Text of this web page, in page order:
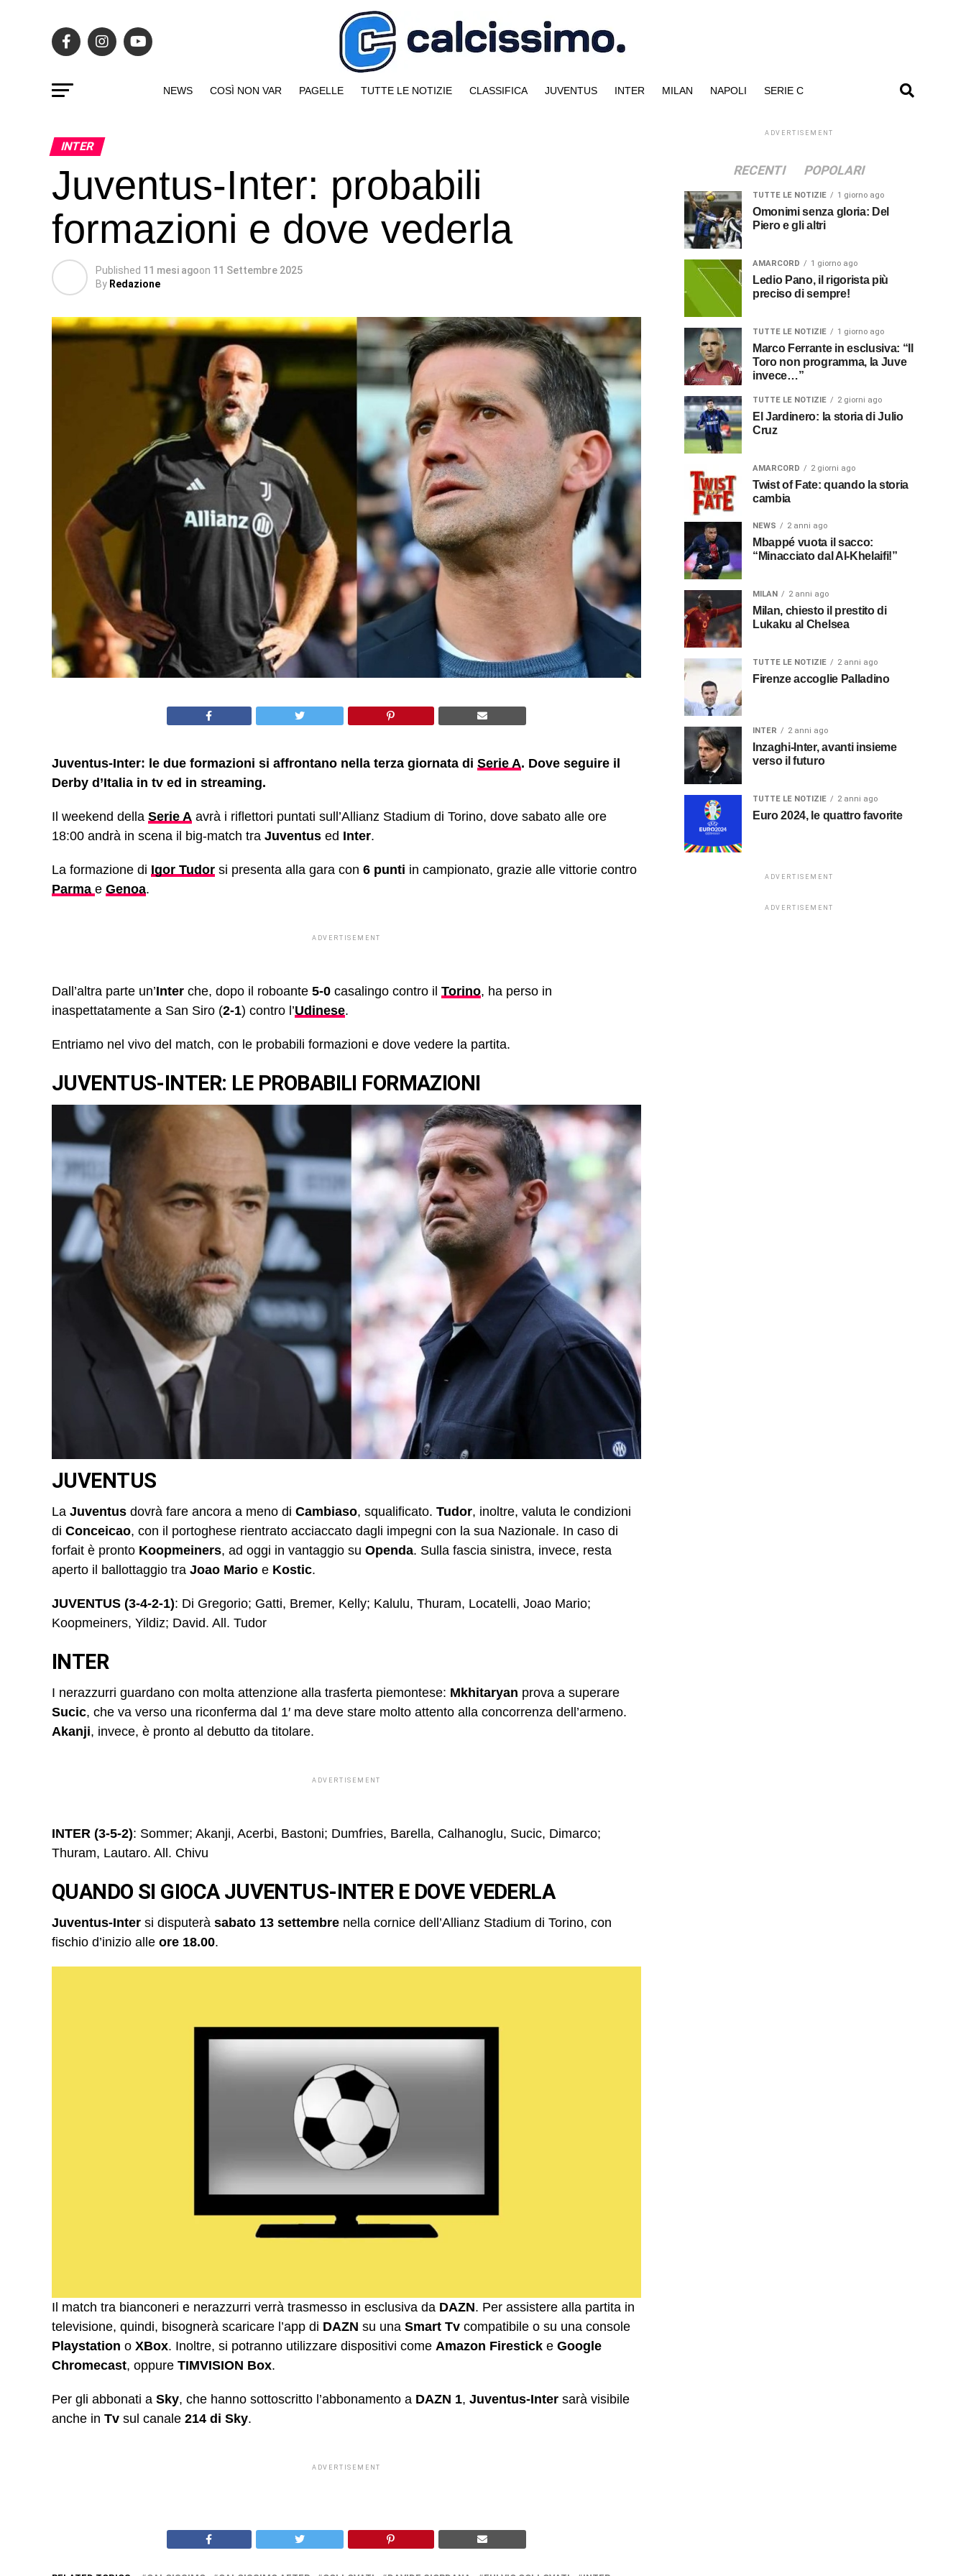
NEWS COSÌ NON VAR PAGELLE TUTTE LE NOTIZIE CLASSIFICA JUVENTUS INTER MILAN NAPOLI SERIE C
INTER
Juventus-Inter: probabili
formazioni e dove vederla
Published 11 mesi agoon 11 Settembre 2025
By Redazione
Juventus-Inter: le due formazioni si affrontano nella terza giornata di Serie A. Dove seguire il
Derby d’Italia in tv ed in streaming.
Il weekend della Serie A avrà i riflettori puntati sull’Allianz Stadium di Torino, dove sabato alle ore
18:00 andrà in scena il big-match tra Juventus ed Inter.
La formazione di Igor Tudor si presenta alla gara con 6 punti in campionato, grazie alle vittorie contro
Parma e Genoa.
ADVERTISEMENT
Dall’altra parte un’Inter che, dopo il roboante 5-0 casalingo contro il Torino, ha perso in
inaspettatamente a San Siro (2-1) contro l’Udinese.
Entriamo nel vivo del match, con le probabili formazioni e dove vedere la partita.
JUVENTUS-INTER: LE PROBABILI FORMAZIONI
JUVENTUS
La Juventus dovrà fare ancora a meno di Cambiaso, squalificato. Tudor, inoltre, valuta le condizioni
di Conceicao, con il portoghese rientrato acciaccato dagli impegni con la sua Nazionale. In caso di
forfait è pronto Koopmeiners, ad oggi in vantaggio su Openda. Sulla fascia sinistra, invece, resta
aperto il ballottaggio tra Joao Mario e Kostic.
JUVENTUS (3-4-2-1): Di Gregorio; Gatti, Bremer, Kelly; Kalulu, Thuram, Locatelli, Joao Mario;
Koopmeiners, Yildiz; David. All. Tudor
INTER
I nerazzurri guardano con molta attenzione alla trasferta piemontese: Mkhitaryan prova a superare
Sucic, che va verso una riconferma dal 1′ ma deve stare molto attento alla concorrenza dell’armeno.
Akanji, invece, è pronto al debutto da titolare.
ADVERTISEMENT
INTER (3-5-2): Sommer; Akanji, Acerbi, Bastoni; Dumfries, Barella, Calhanoglu, Sucic, Dimarco;
Thuram, Lautaro. All. Chivu
QUANDO SI GIOCA JUVENTUS-INTER E DOVE VEDERLA
Juventus-Inter si disputerà sabato 13 settembre nella cornice dell’Allianz Stadium di Torino, con
fischio d’inizio alle ore 18.00.
Il match tra bianconeri e nerazzurri verrà trasmesso in esclusiva da DAZN. Per assistere alla partita in
televisione, quindi, bisognerà scaricare l’app di DAZN su una Smart Tv compatibile o su una console
Playstation o XBox. Inoltre, si potranno utilizzare dispositivi come Amazon Firestick e Google
Chromecast, oppure TIMVISION Box.
Per gli abbonati a Sky, che hanno sottoscritto l’abbonamento a DAZN 1, Juventus-Inter sarà visibile
anche in Tv sul canale 214 di Sky.
ADVERTISEMENT
ADVERTISEMENT
RECENTI POPOLARI
TUTTE LE NOTIZIE 1 giorno ago
Omonimi senza gloria: Del
Piero e gli altri
AMARCORD 1 giorno ago
Ledio Pano, il rigorista più
preciso di sempre!
TUTTE LE NOTIZIE 1 giorno ago
Marco Ferrante in esclusiva: “Il
Toro non programma, la Juve
invece…”
TUTTE LE NOTIZIE 2 giorni ago
El Jardinero: la storia di Julio
Cruz
AMARCORD 2 giorni ago
Twist of Fate: quando la storia
cambia
NEWS 2 anni ago
Mbappé vuota il sacco:
“Minacciato dal Al-Khelaifi!”
MILAN 2 anni ago
Milan, chiesto il prestito di
Lukaku al Chelsea
TUTTE LE NOTIZIE 2 anni ago
Firenze accoglie Palladino
INTER 2 anni ago
Inzaghi-Inter, avanti insieme
verso il futuro
TUTTE LE NOTIZIE 2 anni ago
Euro 2024, le quattro favorite
ADVERTISEMENT
ADVERTISEMENT